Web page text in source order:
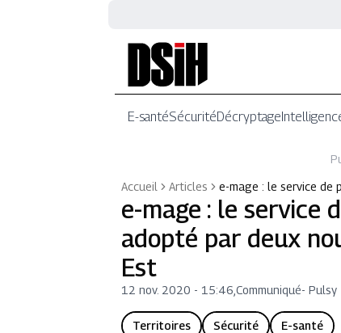
E-santéSécuritéDécryptage
Accueil
Articles e-mage : le service de
e-mage : le service
adopté par deux
Est
12 nov. 2020 - 15:46 ,Communiqué-Pulsy
Territoires Sécurité E-santé